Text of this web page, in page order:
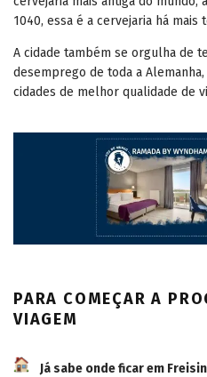
1040, essa é a cervejaria há
A cidade também se orgulha de
desemprego de toda a
cidades de melhor qualidade de
PARA COMEÇAR A
VIAGEM
Já sabe onde ficar em